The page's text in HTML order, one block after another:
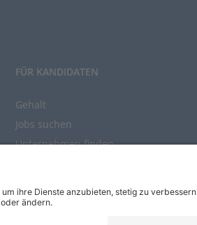
FÜR KANDIDATEN
Gehalt
Jobs suchen
Unternehmen finden